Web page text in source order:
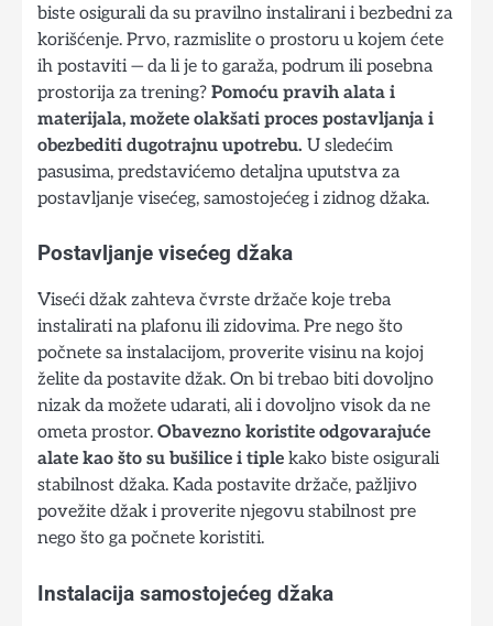
biste osigurali da su pravilno instalirani i bezbedni za
korišćenje. Prvo, razmislite o prostoru u kojem ćete
ih postaviti — da li je to garaža, podrum ili posebna
prostorija za trening? Pomoću pravih alata i
materijala, možete olakšati proces postavljanja i
obezbediti dugotrajnu upotrebu. U sledećim
pasusima, predstavićemo detaljna uputstva za
postavljanje visećeg, samostojećeg i zidnog džaka.
Postavljanje visećeg džaka
Viseći džak zahteva čvrste držače koje treba
instalirati na plafonu ili zidovima. Pre nego što
počnete sa instalacijom, proverite visinu na kojoj
želite da postavite džak. On bi trebao biti dovoljno
nizak da možete udarati, ali i dovoljno visok da ne
ometa prostor. Obavezno koristite odgovarajuće
alate kao što su bušilice i tiple kako biste osigurali
stabilnost džaka. Kada postavite držače, pažljivo
povežite džak i proverite njegovu stabilnost pre
nego što ga počnete koristiti.
Instalacija samostojećeg džaka